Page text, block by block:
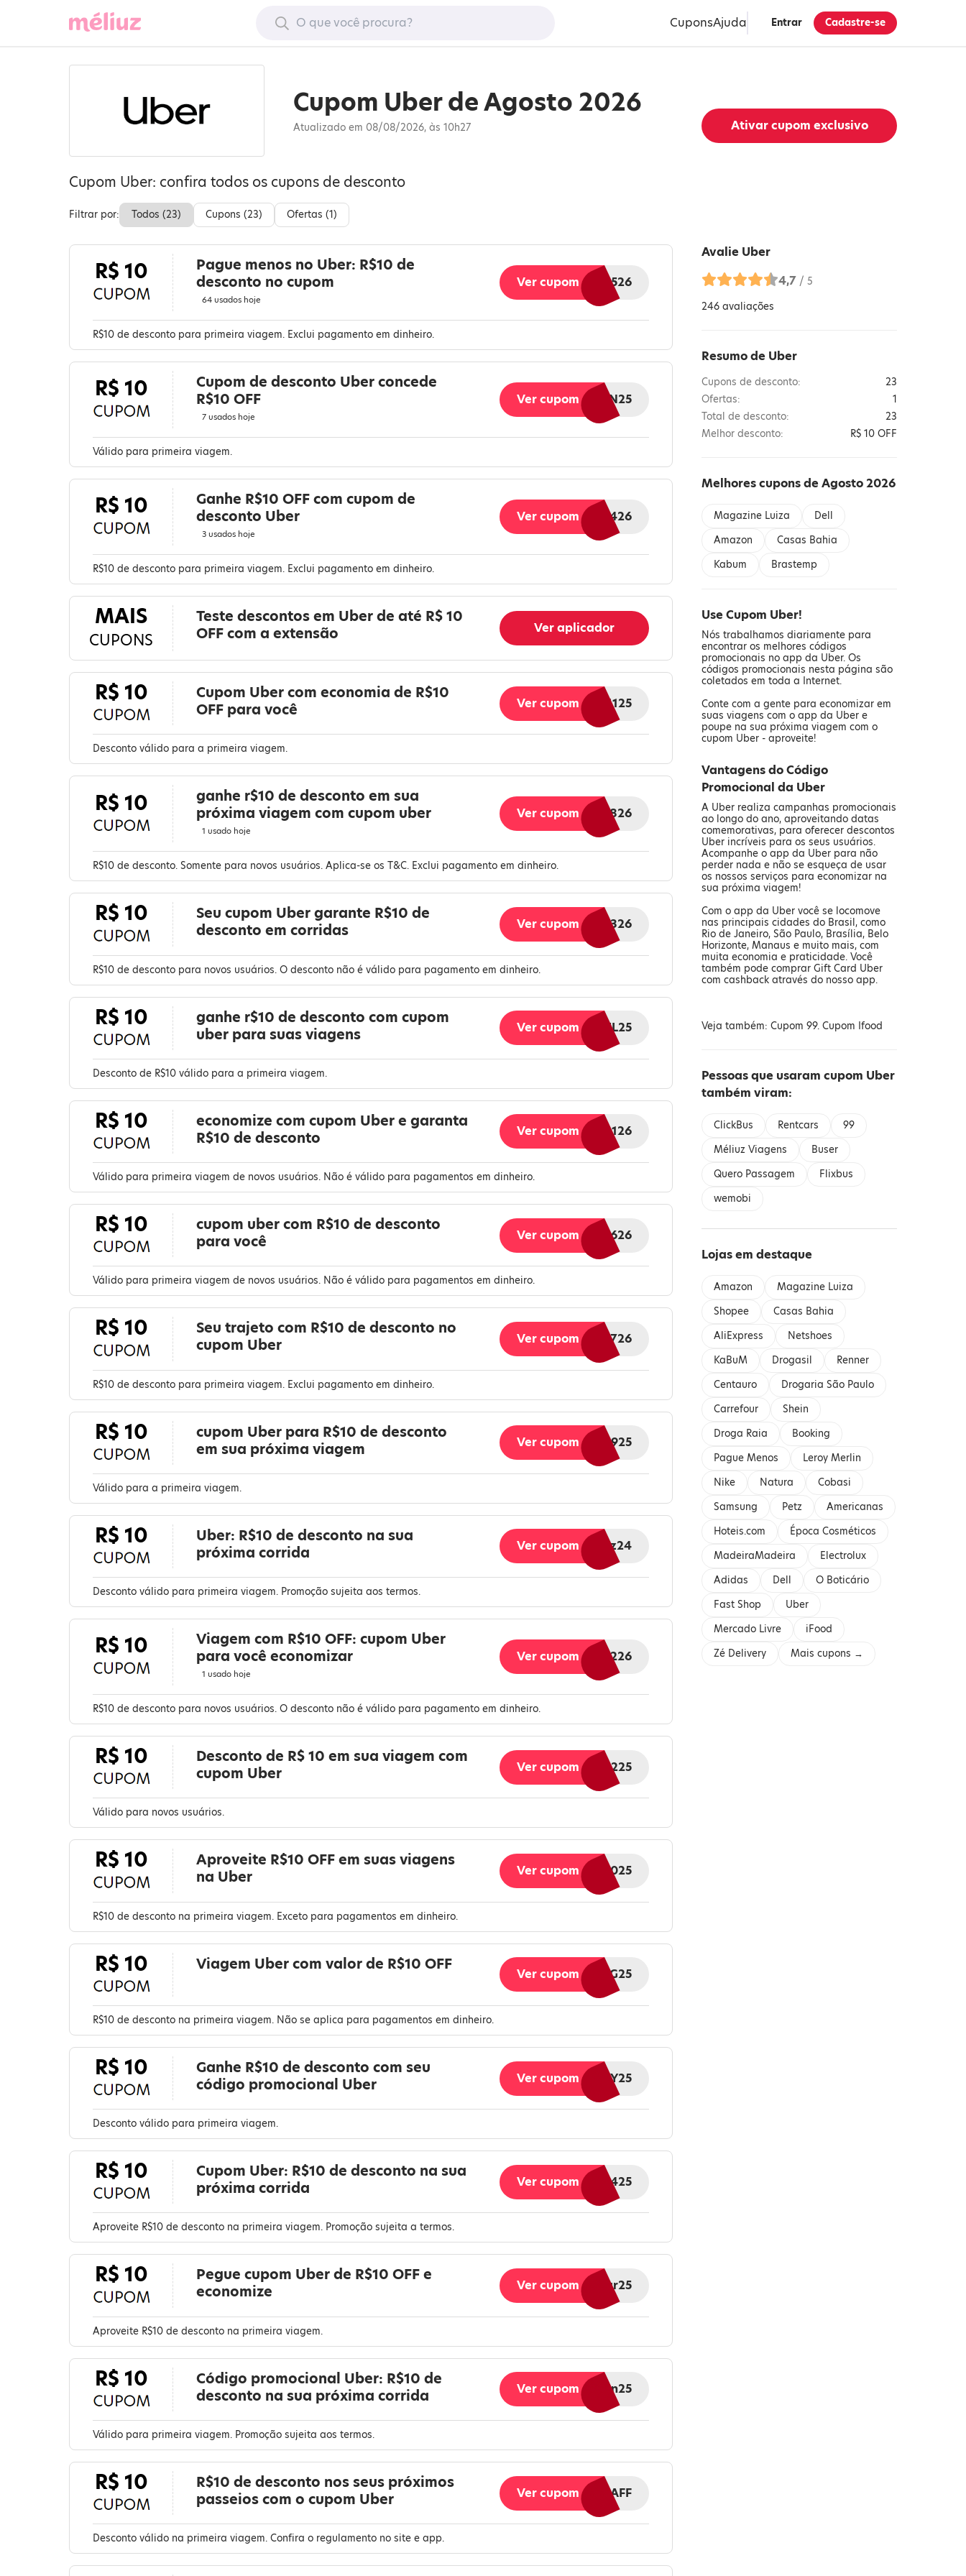
CuponsAjuda Entrar Cadastre-se
Cupom Uber de Agosto 2026
Atualizado em 08/08/2026, às 10h27
Cupom Uber: confira todos os cupons de desconto
Filtrar por: Todos (23) Cupons (23) Ofertas (1)
R$ 10
Pague menos no Uber: R$10 de
desconto no cupom
64 usados hoje
AFFBR526
Ver cupom
R$10 de desconto para primeira viagem. Exclui pagamento em dinheiro.
R$ 10
Cupom de desconto Uber concede
R$10 OFF
7 usados hoje
AFFBRJUN25
Ver cupom
Válido para primeira viagem.
R$ 10
Ganhe R$10 OFF com cupom de
desconto Uber
3 usados hoje
AFFBR426
Ver cupom
R$10 de desconto para primeira viagem. Exclui pagamento em dinheiro.
MAIS
CUPONS
Teste descontos em Uber de até R$ 10
OFF com a extensão
Ver aplicador
R$ 10
Cupom Uber com economia de R$10
OFF para você
AFFBR1125
Ver cupom
Desconto válido para a primeira viagem.
R$ 10
ganhe r$10 de desconto em sua
próxima viagem com cupom uber
1 usado hoje
AFFBR826
Ver cupom
R$10 de desconto. Somente para novos usuários. Aplica-se os T&C. Exclui pagamento em dinheiro.
R$ 10
Seu cupom Uber garante R$10 de
desconto em corridas
AFFBR326
Ver cupom
R$10 de desconto para novos usuários. O desconto não é válido para pagamento em dinheiro.
R$ 10
ganhe r$10 de desconto com cupom
uber para suas viagens
AFFBRJUL25
Ver cupom
Desconto de R$10 válido para a primeira viagem.
R$ 10
economize com cupom Uber e garanta
R$10 de desconto
AFFBR126
Ver cupom
Válido para primeira viagem de novos usuários. Não é válido para pagamentos em dinheiro.
R$ 10
cupom uber com R$10 de desconto
para você
AFFBR626
Ver cupom
Válido para primeira viagem de novos usuários. Não é válido para pagamentos em dinheiro.
R$ 10
Seu trajeto com R$10 de desconto no
cupom Uber
AFFBR726
Ver cupom
R$10 de desconto para primeira viagem. Exclui pagamento em dinheiro.
R$ 10
cupom Uber para R$10 de desconto
em sua próxima viagem
AFFBR925
Ver cupom
Válido para a primeira viagem.
R$ 10
Uber: R$10 de desconto na sua
próxima corrida
AFFBRdez24
Ver cupom
Desconto válido para primeira viagem. Promoção sujeita aos termos.
R$ 10
Viagem com R$10 OFF: cupom Uber
para você economizar
1 usado hoje
AFFBR226
Ver cupom
R$10 de desconto para novos usuários. O desconto não é válido para pagamento em dinheiro.
R$ 10
Desconto de R$ 10 em sua viagem com
cupom Uber
AFFBR225
Ver cupom
Válido para novos usuários.
R$ 10
Aproveite R$10 OFF em suas viagens
na Uber
AFFBR1025
Ver cupom
R$10 de desconto na primeira viagem. Exceto para pagamentos em dinheiro.
R$ 10 Viagem Uber com valor de R$10 OFF
AFFBRAUG25
Ver cupom
R$10 de desconto na primeira viagem. Não se aplica para pagamentos em dinheiro.
R$ 10
Ganhe R$10 de desconto com seu
código promocional Uber
AFFBRMAY25
Ver cupom
Desconto válido para primeira viagem.
R$ 10
Cupom Uber: R$10 de desconto na sua
próxima corrida
AFFBRapr0425
Ver cupom
Aproveite R$10 de desconto na primeira viagem. Promoção sujeita a termos.
R$ 10
Pegue cupom Uber de R$10 OFF e
economize
AFFBRmar25
Ver cupom
Aproveite R$10 de desconto na primeira viagem.
R$ 10
Código promocional Uber: R$10 de
desconto na sua próxima corrida
AFFBRjan25
Ver cupom
Válido para primeira viagem. Promoção sujeita aos termos.
R$ 10
R$10 de desconto nos seus próximos
passeios com o cupom Uber
BR10nov24AFF
Ver cupom
Desconto válido na primeira viagem. Confira o regulamento no site e app.
Ativar cupom exclusivo
Avalie Uber
4,7/ 5
246 avaliações
Resumo de Uber
Cupons de desconto:
23
Ofertas:
1
Total de desconto:
23
Melhor desconto:
R$ 10 OFF
Melhores cupons de Agosto 2026
Magazine Luiza
Dell
Amazon
Casas Bahia
Kabum
Brastemp
Use Cupom Uber!
Nós trabalhamos diariamente para
encontrar os melhores códigos
promocionais no app da Uber. Os
códigos promocionais nesta página são
coletados em toda a Internet.
Conte com a gente para economizar em
suas viagens com o app da Uber e
poupe na sua próxima viagem com o
cupom Uber - aproveite!
Vantagens do Código
Promocional da Uber
A Uber realiza campanhas promocionais
ao longo do ano, aproveitando datas
comemorativas, para oferecer descontos
Uber incríveis para os seus usuários.
Acompanhe o app da Uber para não
perder nada e não se esqueça de usar
os nossos serviços para economizar na
sua próxima viagem!
Com o app da Uber você se locomove
nas principais cidades do Brasil, como
Rio de Janeiro, São Paulo, Brasília, Belo
Horizonte, Manaus e muito mais, com
muita economia e praticidade. Você
também pode comprar Gift Card Uber
com cashback através do nosso app.
Veja também: Cupom 99. Cupom Ifood
Pessoas que usaram cupom Uber
também viram:
ClickBus Rentcars
99
Méliuz Viagens
Buser
Quero Passagem
Flixbus
wemobi
Lojas em destaque
Amazon
Magazine Luiza
Shopee
Casas Bahia
AliExpress
Netshoes
KaBuM
Drogasil
Renner
Centauro
Drogaria São Paulo
Carrefour
Shein
Droga Raia
Booking
Pague Menos
Leroy Merlin
Nike
Natura
Cobasi
Samsung
Petz
Americanas
Hoteis.com
Época Cosméticos
MadeiraMadeira
Electrolux
Adidas
Dell
O Boticário
Fast Shop
Uber
Mercado Livre
iFood
Zé Delivery
Mais cupons →